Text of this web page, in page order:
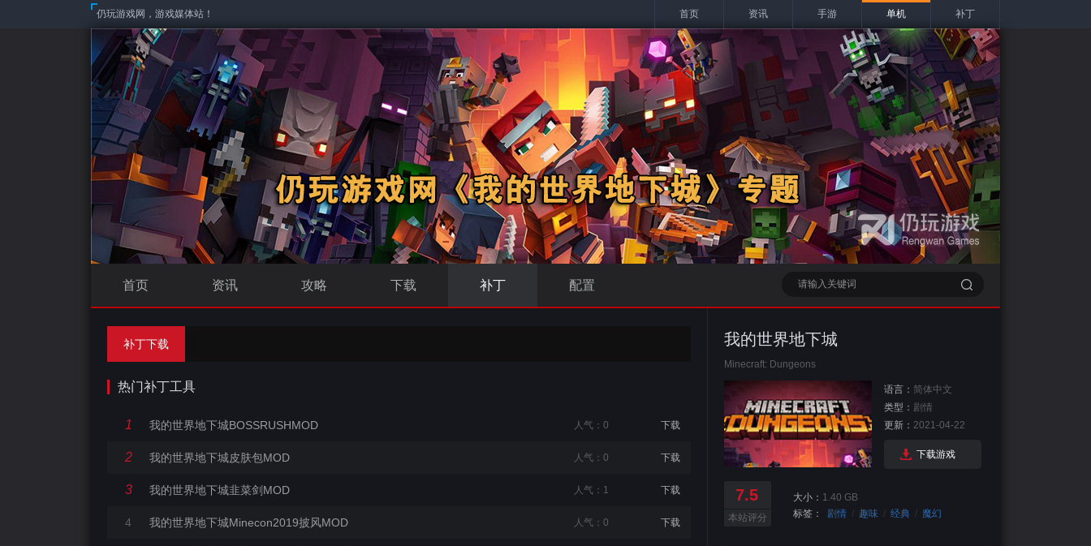
仍玩游戏网，游戏媒体站！ 首页 资讯 手游 单机 补丁
首页 资讯 攻略 下载 补丁 配置
补丁下载
热门补丁工具
1 我的世界地下城BOSSRUSHMOD 人气：0 下载
2 我的世界地下城皮肤包MOD 人气：0 下载
3 我的世界地下城韭菜剑MOD 人气：1 下载
4 我的世界地下城Minecon2019披风MOD 人气：0 下载
我的世界地下城
Minecraft: Dungeons
语言： 简体中文
类型： 剧情
更新： 2021-04-22
下载游戏
7.5
本站评分
大小： 1.40 GB
标签：
剧情 / 趣味 / 经典 / 魔幻